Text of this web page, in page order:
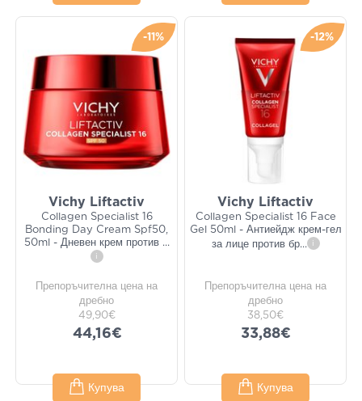
-11%
Vichy Liftactiv
Collagen Specialist 16
Bonding Day Cream Spf50,
50ml - Дневен крем против ...
i
Препоръчителна цена на
дребно
49,90€
44,16€
Купува
-12%
Vichy Liftactiv
Collagen Specialist 16 Face
Gel 50ml - Антиейдж крем-гел
за лице против бр... i
Препоръчителна цена на
дребно
38,50€
33,88€
Купува